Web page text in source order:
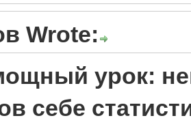
Wrote:
урок:
себе